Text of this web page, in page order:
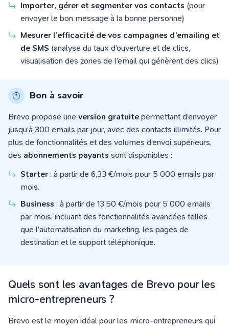
Importer, gérer et segmenter vos contacts (pour
envoyer le bon message à la bonne personne)
Mesurer l’efficacité de vos campagnes d’emailing et
de SMS (analyse du taux d’ouverture et de clics,
visualisation des zones de l’email qui génèrent des clics)
Bon à savoir
Brevo propose une version gratuite permettant d’envoyer
jusqu’à 300 emails par jour, avec des contacts illimités. Pour
plus de fonctionnalités et des volumes d’envoi supérieurs,
des abonnements payants sont disponibles :
Starter : à partir de 6,33 €/mois pour 5 000 emails par
mois.
Business : à partir de 13,50 €/mois pour 5 000 emails
par mois, incluant des fonctionnalités avancées telles
que l’automatisation du marketing, les pages de
destination et le support téléphonique.
Quels sont les avantages de Brevo pour les
micro-entrepreneurs ?
Brevo est le moyen idéal pour les micro-entrepreneurs qui